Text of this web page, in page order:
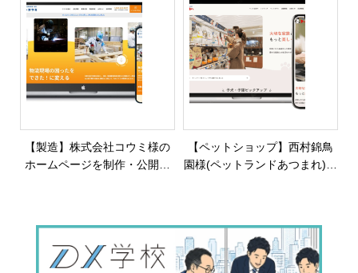
【製造】株式会社コウミ様の
ホームページを制作・公開し
【ペットショップ】西村錦鳥
園様(ペットランドあつまれ)の